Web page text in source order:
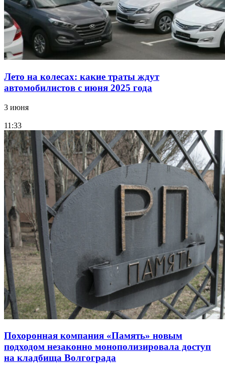
Лето на колесах: какие траты ждут
автомобилистов с июня 2025 года
3 июня
11:33
Похоронная компания «Память» новым
подходом незаконно монополизировала доступ
на кладбища Волгограда